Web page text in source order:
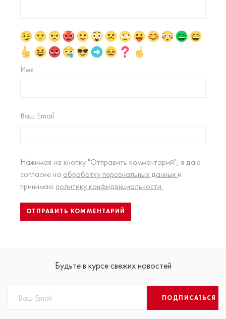
Имя
Ваш Email
Нажимая на кнопку "Отправить комментарий", я даю
согласие на обработку персональных данных и
принимаю политику конфиденциальности.
Будьте в курсе свежих новостей
ПОДПИСАТЬСЯ